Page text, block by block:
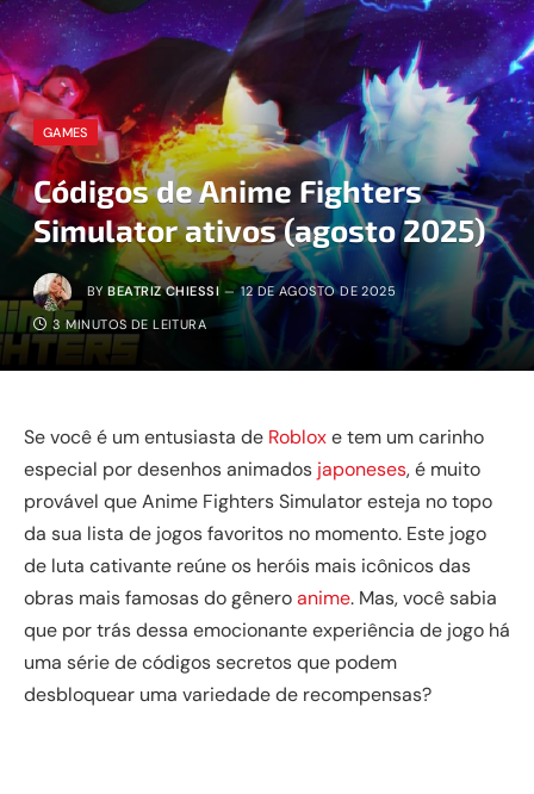
GAMES
Códigos de Anime Fighters
Simulator ativos (agosto 2025)
BY BEATRIZ CHIESSI 12 DE AGOSTO DE 2025
3 MINUTOS DE LEITURA
Se você é um entusiasta de Robloxe tem um carinho
especial por desenhos animados japoneses, é muito
provável que Anime Fighters Simulator esteja no topo
da sua lista de jogos favoritos no momento. Este jogo
de luta cativante reúne os heróis mais icônicos das
obras mais famosas do gêneroanime. Mas, você sabia
que por trás dessa emocionante experiência de jogo há
uma série de códigos secretos que podem
desbloquear uma variedade de recompensas?